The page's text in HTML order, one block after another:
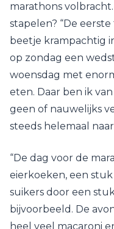
marathons
stapelen? “De
beetje krampachtig
op zondag een
woensdag met
eten. Daar ben ik
geen of nauwelijks
steeds helemaal
“De dag voor de
eierkoeken, een
suikers door een
bijvoorbeeld. De
heel veel macaroni